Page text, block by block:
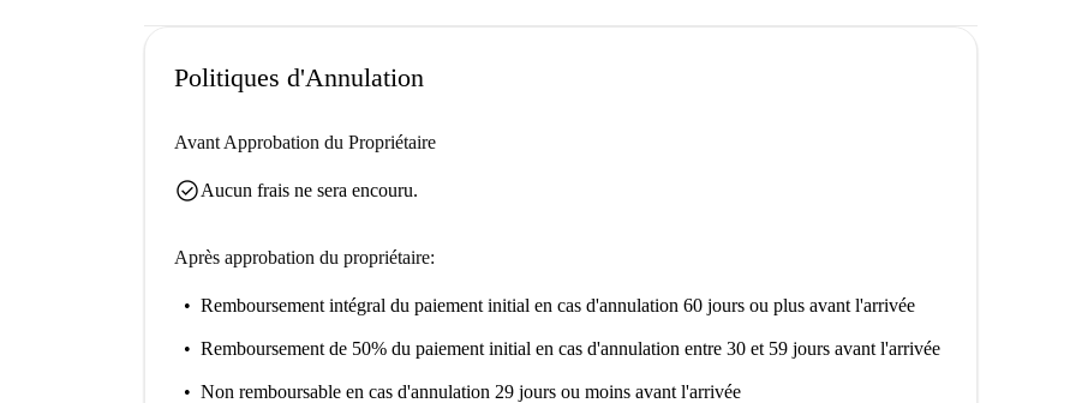
Politiques d'Annulation
Avant Approbation du Propriétaire
check_circleAucun frais ne sera encouru.
Après approbation du propriétaire:
Remboursement intégral du paiement initial en cas d'annulation 60 jours ou plus avant l'arrivée
Remboursement de 50% du paiement initial en cas d'annulation entre 30 et 59 jours avant l'arrivée
Non remboursable en cas d'annulation 29 jours ou moins avant l'arrivée